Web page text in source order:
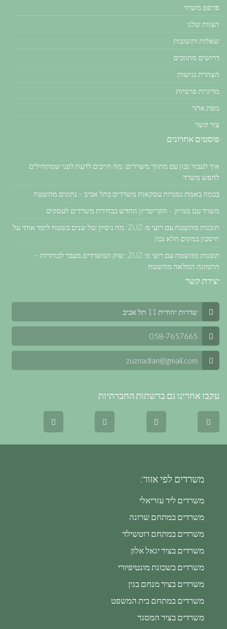
פרסם משרד
הצוות שלנו
שאלות ותשובות
דרושים מתווכים
הצהרת נגישות
מדיניות פרטיות
מפת אתר
צור קשר
פוסטים אחרונים
איך לעבוד נכון עם מתווך משרדים: מה חייבים לדעת לפני שמתחילים
לחפש משרד
בכמה באמת נסגרות עסקאות משרדים בתל אביב – נתונים מהשטח
משרד עם ממ״ק – הקריטריון החדש בבחירת משרדים לעסקים
תובנות מהשטח עם רועי מ-ZUZ: מה ניסיון של שנים בשטח לימד אותי על
חיסכון במקום הלא נכון
תובנות מהשטח עם רועי מ-ZUZ: שוק המשרדים מעבר לכותרות –
התמונה המלאה מהשטח
יצירת קשר
שדרות יהודית 11 תל אביב
עקבו אחרינו גם ברשתות החברתיות
משרדים לפי אזור:
משרדים ליד עזריאלי
משרדים במתחם שרונה
משרדים במתחם רוטשילד
משרדים בציר יגאל אלון
משרדים בשכונת מונטיפיורי
משרדים בציר מנחם בגין
משרדים במתחם בית המשפט
משרדים בציר המסגר